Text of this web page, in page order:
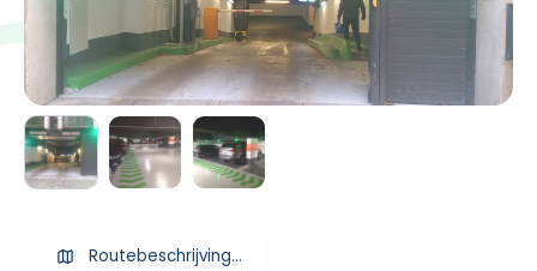
Routebeschrijving ophalen